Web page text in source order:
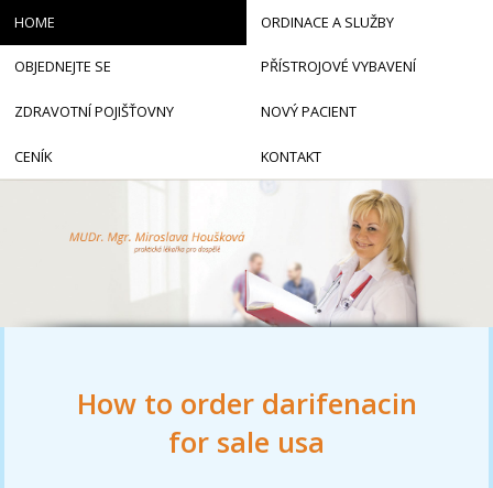
How to order darifenacin
for sale usa
HOME ORDINACE A SLUŽBY
OBJEDNEJTE SE PŘÍSTROJOVÉ VYBAVENÍ
ZDRAVOTNÍ POJIŠŤOVNY NOVÝ PACIENT
CENÍK KONTAKT